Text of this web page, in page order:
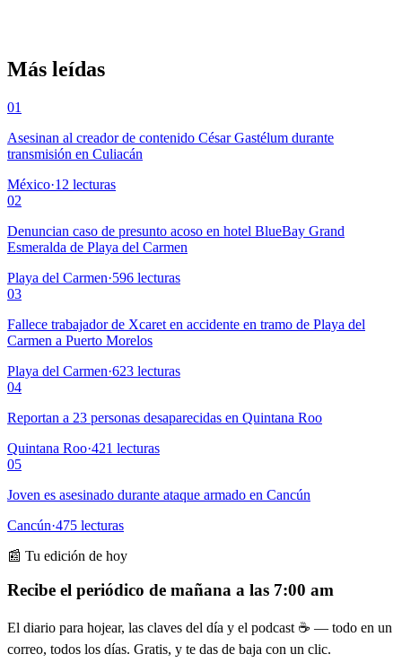
Más leídas
01
Asesinan al creador de contenido César Gastélum durante
transmisión en Culiacán
México·12 lecturas
02
Denuncian caso de presunto acoso en hotel BlueBay Grand
Esmeralda de Playa del Carmen
Playa del Carmen·596 lecturas
03
Fallece trabajador de Xcaret en accidente en tramo de Playa del
Carmen a Puerto Morelos
Playa del Carmen·623 lecturas
04
Reportan a 23 personas desaparecidas en Quintana Roo
Quintana Roo·421 lecturas
05
Joven es asesinado durante ataque armado en Cancún
Cancún·475 lecturas
📰 Tu edición de hoy
Recibe el periódico de mañana a las 7:00 am
El diario para hojear, las claves del día y el podcast ☕ — todo en un
correo, todos los días. Gratis, y te das de baja con un clic.